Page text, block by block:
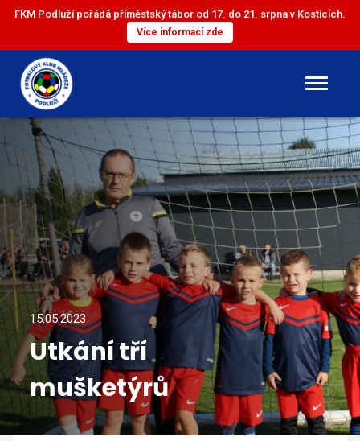
FKM Podluží pořádá příměstský tábor od 17. do 21. srpna v Kosticích.
Více informací zde
DOROST
ST. ŽÁCI
ML. ŽÁCI
ST. PŘÍPRAVKA
ML. PŘÍPRAVKA
GALERIE
15.05.2023
Utkání tří
mušketýrů